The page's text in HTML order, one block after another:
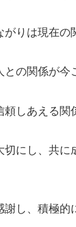
りは現在の
の関係が今
しあえる関
切にし、共
謝し、積極的